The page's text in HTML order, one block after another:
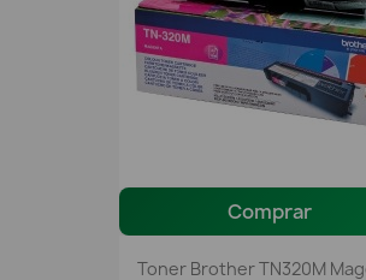
Comprar
Toner Brother TN320M